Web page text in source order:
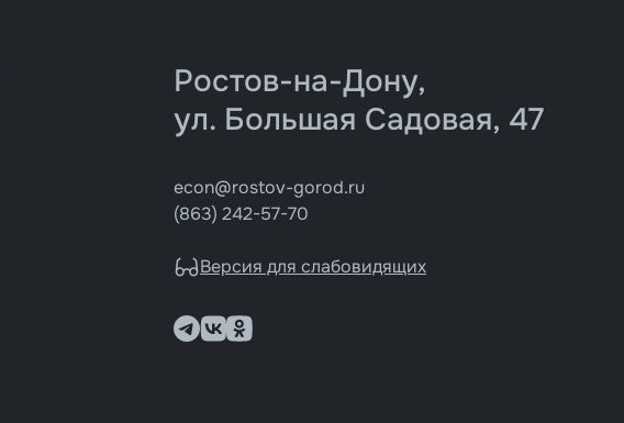
Ростов-на-Дону,
ул. Большая Садовая, 47
econ@rostov-gorod.ru
(863) 242-57-70
Версия для слабовидящих